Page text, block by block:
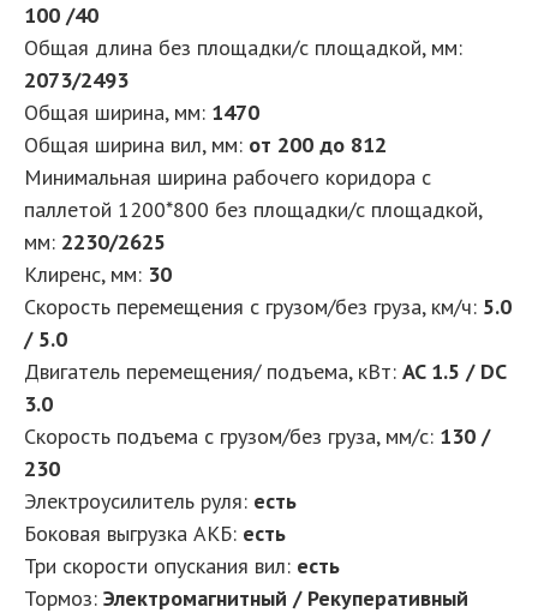
100 /40
Общая длина без площадки/с площадкой, мм:
2073/2493
Общая ширина, мм: 1470
Общая ширина вил, мм: от 200 до 812
Минимальная ширина рабочего коридора с
паллетой 1200*800 без площадки/с площадкой,
мм: 2230/2625
Клиренс, мм: 30
Скорость перемещения с грузом/без груза, км/ч: 5.0
/ 5.0
Двигатель перемещения/ подъема, кВт: AC 1.5 / DC
3.0
Скорость подъема с грузом/без груза, мм/с: 130 /
230
Электроусилитель руля: есть
Боковая выгрузка АКБ: есть
Три скорости опускания вил: есть
Тормоз: Электромагнитный / Рекуперативный